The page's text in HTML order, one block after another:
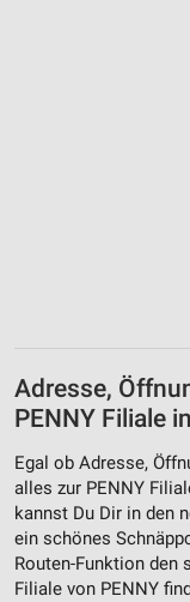
Adresse,
PENNY Filiale
Egal ob Adresse,
alles zur PENNY
kannst Du Dir in den
ein schönes
Routen-Funktion den
Filiale von PENNY